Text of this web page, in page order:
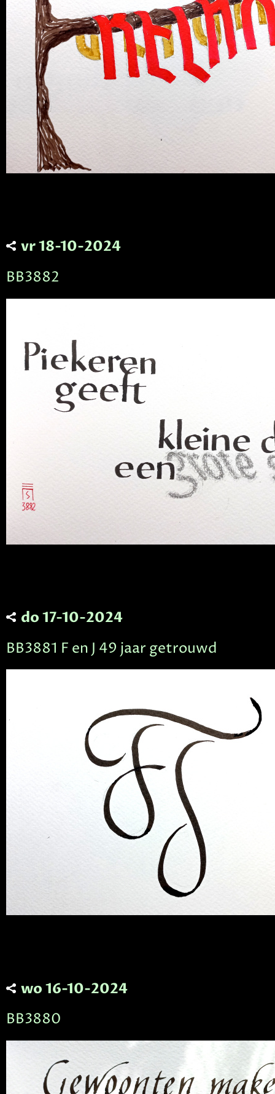
vr 18-10-2024
BB3882
do 17-10-2024
BB3881 F en J 49 jaar getrouwd
wo 16-10-2024
BB3880